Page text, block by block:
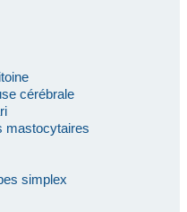
cérébrale
mastocytaires
simplex